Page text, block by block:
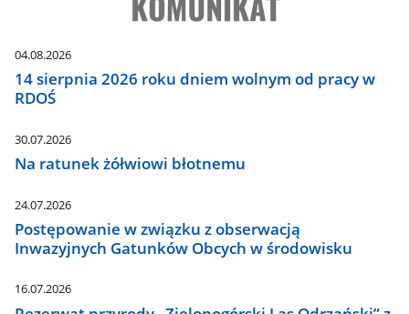
04.08.2026
14 sierpnia 2026 roku dniem wolnym od pracy w
RDOŚ
30.07.2026
Na ratunek żółwiowi błotnemu
24.07.2026
Postępowanie w związku z obserwacją
Inwazyjnych Gatunków Obcych w środowisku
16.07.2026